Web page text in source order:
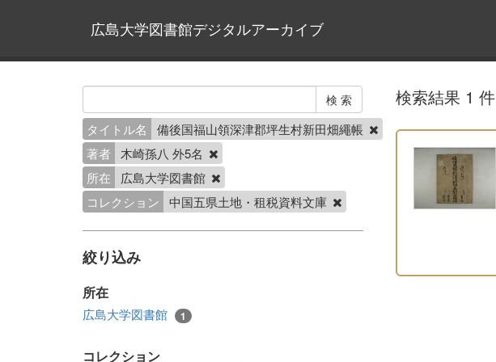
広島大学図書館デジタルアーカイブ
タイトル名
備後国福山領深津郡坪生村新田畑繩帳
著者
木崎孫八 外5名
所在
広島大学図書館
コレクション
中国五県土地・租税資料文庫
絞り込み
所在
広島大学図書館 1
コレクション
検索結果 1 件